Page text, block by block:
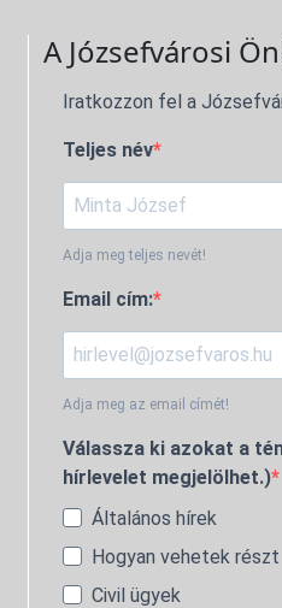
A Józsefvárosi
Iratkozzon fel a
Teljes név
Adja meg teljes nevét!
Email cím:
Adja meg az email címét!
Válassza ki azokat a
hírlevelet megjelölhet.)
Általános hírek
Hogyan vehetek részt
Civil ügyek